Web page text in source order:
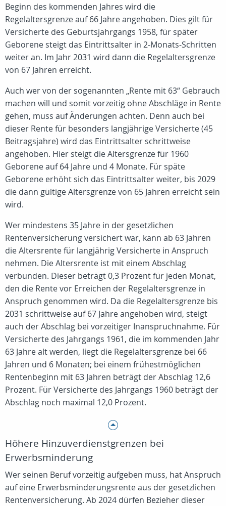
Beginn des kommenden Jahres wird die
Regelaltersgrenze auf 66 Jahre angehoben. Dies gilt für
Versicherte des Geburtsjahrgangs 1958, für später
Geborene steigt das Eintrittsalter in 2-Monats-Schritten
weiter an. Im Jahr 2031 wird dann die Regelaltersgrenze
von 67 Jahren erreicht.
Auch wer von der sogenannten „Rente mit 63“ Gebrauch
machen will und somit vorzeitig ohne Abschläge in Rente
gehen, muss auf Änderungen achten. Denn auch bei
dieser Rente für besonders langjährige Versicherte (45
Beitragsjahre) wird das Eintrittsalter schrittweise
angehoben. Hier steigt die Altersgrenze für 1960
Geborene auf 64 Jahre und 4 Monate. Für späte
Geborene erhöht sich das Eintrittsalter weiter, bis 2029
die dann gültige Altersgrenze von 65 Jahren erreicht sein
wird.
Wer mindestens 35 Jahre in der gesetzlichen
Rentenversicherung versichert war, kann ab 63 Jahren
die Altersrente für langjährig Versicherte in Anspruch
nehmen. Die Altersrente ist mit einem Abschlag
verbunden. Dieser beträgt 0,3 Prozent für jeden Monat,
den die Rente vor Erreichen der Regelaltersgrenze in
Anspruch genommen wird. Da die Regelaltersgrenze bis
2031 schrittweise auf 67 Jahre angehoben wird, steigt
auch der Abschlag bei vorzeitiger Inanspruchnahme. Für
Versicherte des Jahrgangs 1961, die im kommenden Jahr
63 Jahre alt werden, liegt die Regelaltersgrenze bei 66
Jahren und 6 Monaten; bei einem frühestmöglichen
Rentenbeginn mit 63 Jahren beträgt der Abschlag 12,6
Prozent. Für Versicherte des Jahrgangs 1960 beträgt der
Abschlag noch maximal 12,0 Prozent.
Höhere Hinzuverdienstgrenzen bei
Erwerbsminderung
Wer seinen Beruf vorzeitig aufgeben muss, hat Anspruch
auf eine Erwerbsminderungsrente aus der gesetzlichen
Rentenversicherung. Ab 2024 dürfen Bezieher dieser